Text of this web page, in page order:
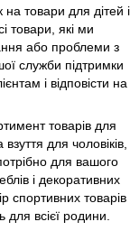
на товари для дітей і
товари, які ми
або проблеми з
служби підтримки
і відповісти на
товарів для
для чоловіків,
для вашого
і декоративних
спортивних товарів
для всієї родини.